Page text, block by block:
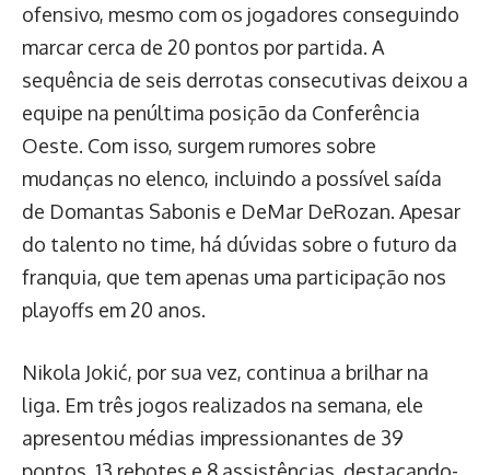
ofensivo, mesmo com os jogadores conseguindo
marcar cerca de 20 pontos por partida. A
sequência de seis derrotas consecutivas deixou a
equipe na penúltima posição da Conferência
Oeste. Com isso, surgem rumores sobre
mudanças no elenco, incluindo a possível saída
de Domantas Sabonis e DeMar DeRozan. Apesar
do talento no time, há dúvidas sobre o futuro da
franquia, que tem apenas uma participação nos
playoffs em 20 anos.
Nikola Jokić, por sua vez, continua a brilhar na
liga. Em três jogos realizados na semana, ele
apresentou médias impressionantes de 39